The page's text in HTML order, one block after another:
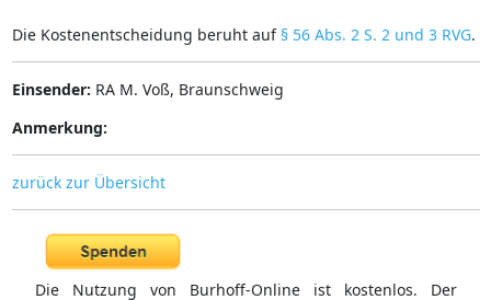
Die Kostenentscheidung beruht auf § 56 Abs. 2 S. 2 und 3 RVG.
Einsender: RA M. Voß, Braunschweig
Anmerkung:
zurück zur Übersicht
Die Nutzung von Burhoff-Online ist kostenlos. Der